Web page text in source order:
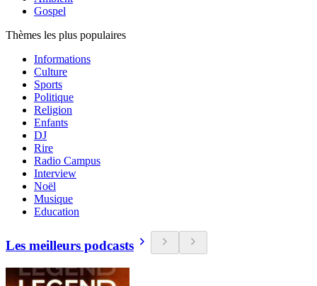
Gospel
Thèmes les plus populaires
Informations
Culture
Sports
Politique
Religion
Enfants
DJ
Rire
Radio Campus
Interview
Noël
Musique
Education
Les meilleurs podcasts